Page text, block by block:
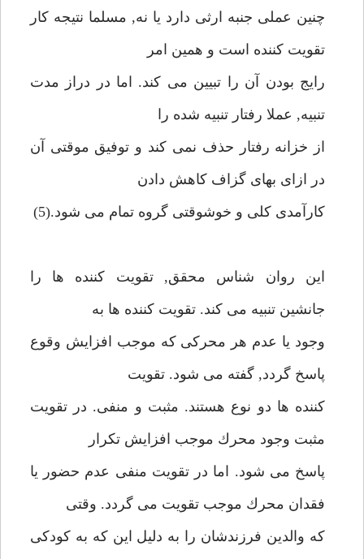
چنين عملى جنبه ارثى دارد يا نه, مسلما نتيجه كار
تقويت كننده است و همين امر
رايج بودن آن را تبيين مى كند. اما در دراز مدت
تنبيه, عملا رفتار تنبيه شده را
از خزانه رفتار حذف نمى كند و توفيق موقتى آن
در ازاى بهاى گزاف كاهش دادن
كارآمدى كلى و خوشوقتى گروه تمام مى شود.(5)
اين روان شناس محقق, تقويت كننده ها را
جانشين تنبيه مى كند. تقويت كننده ها به
وجود يا عدم هر محركى كه موجب افزايش وقوع
پاسخ گردد, گفته مى شود. تقويت
كننده ها دو نوع هستند. مثبت و منفى. در تقويت
مثبت وجود محرك موجب افزايش تكرار
پاسخ مى شود. اما در تقويت منفى عدم حضور يا
فقدان محرك موجب تقويت مى گردد. وقتى
كه والدين فرزندشان را به دليل اين كه به كودكى